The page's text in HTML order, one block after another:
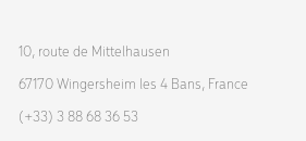
10, route de Mittelhausen
67170 Wingersheim les 4 Bans, France
(+33) 3 88 68 36 53